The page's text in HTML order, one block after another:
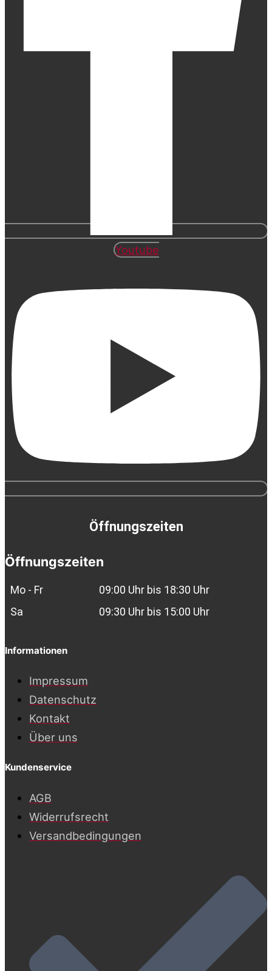
Youtube
Öffnungszeiten
Öffnungszeiten
Mo - Fr
09:00 Uhr bis 18:30 Uhr
Sa
09:30 Uhr bis 15:00 Uhr
Informationen
Impressum
Datenschutz
Kontakt
Über uns
Kundenservice
AGB
Widerrufsrecht
Versandbedingungen